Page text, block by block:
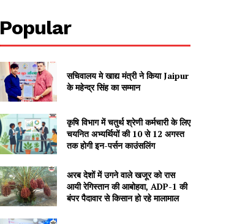
Popular
सचिवालय मे खाद्य मंत्री ने किया Jaipur
के महेन्द्र सिंह का सम्मान
कृषि विभाग में चतुर्थ श्रेणी कर्मचारी के लिए
चयनित अभ्यर्थियों की 10 से 12 अगस्त
तक होगी इन-पर्सन काउंसलिंग
अरब देशों में उगने वाले खजूर को रास
आयी रेगिस्तान की आबोहवा, ADP-1 की
बंपर पैदावार से किसान हो रहे मालामाल